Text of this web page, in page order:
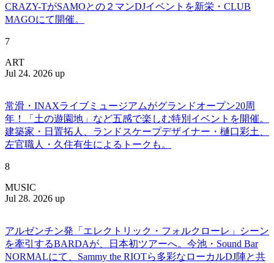
CRAZY-TがSAMOとの２マンDJイベントを新栄・CLUB
MAGOにて開催。
7
ART
Jul 24. 2026 up
常滑・INAXライブミュージアムがグランドオープン20周
年！「土の遊園地」など五感で楽しむ特別イベントを開催。
建築家・日置拓人、ランドスケープデザイナー・樋口彩土、
左官職人・久住有生によるトークも。
8
MUSIC
Jul 28. 2026 up
アルゼンチン発「エレクトリック・フォルクローレ」シーン
を牽引するBARDAが、日本初ツアーへ。今池・Sound Bar
NORMALにて、Sammy the RIOTら多彩なローカルDJ陣と共